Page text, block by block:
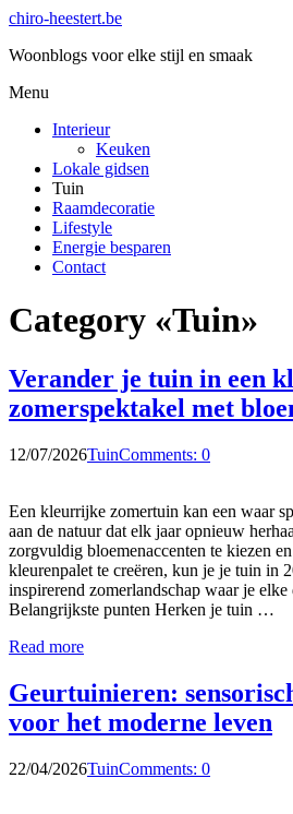
chiro-heestert.be
Woonblogs voor elke stijl en smaak
Menu
Interieur
Keuken
Lokale gidsen
Tuin
Raamdecoratie
Lifestyle
Energie besparen
Contact
Category «Tuin»
Verander je tuin in een
zomerspektakel met
12/07/2026TuinComments: 0
Een kleurrijke zomertuin kan een waar
aan de natuur dat elk jaar opnieuw
zorgvuldig bloemenaccenten te kiezen
kleurenpalet te creëren, kun je je tuin in
inspirerend zomerlandschap waar je
Belangrijkste punten Herken je tuin …
Read more
Geurtuinieren:
voor het moderne leven
22/04/2026TuinComments: 0